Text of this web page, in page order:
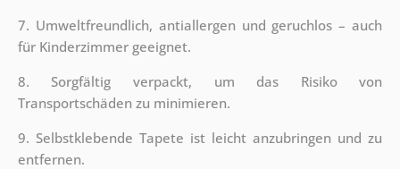
7. Umweltfreundlich, antiallergen und geruchlos – auch
für Kinderzimmer geeignet.
8. Sorgfältig verpackt, um das Risiko von
Transportschäden zu minimieren.
9. Selbstklebende Tapete ist leicht anzubringen und zu
entfernen.